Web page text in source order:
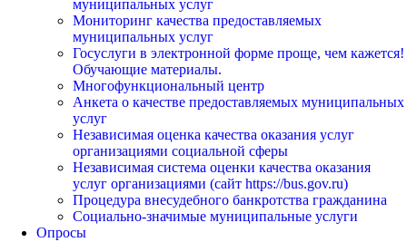
муниципальных услуг
Мониторинг качества предоставляемых
муниципальных услуг
Госуслуги в электронной форме проще, чем кажется!
Обучающие материалы.
Многофункциональный центр
Анкета о качестве предоставляемых муниципальных
услуг
Независимая оценка качества оказания услуг
организациями социальной сферы
Независимая система оценки качества оказания
услуг организациями (сайт https://bus.gov.ru)
Процедура внесудебного банкротства гражданина
Социально-значимые муниципальные услуги
Опросы